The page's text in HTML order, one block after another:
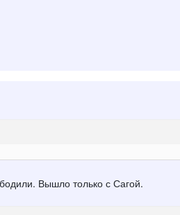
Вышло только с Сагой.